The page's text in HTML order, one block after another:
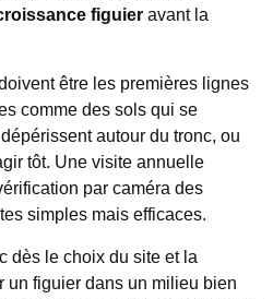
figuier avant la
être les premières lignes
comme des sols qui se
autour du tronc, ou
tôt. Une visite annuelle
par caméra des
simples mais efficaces.
dès le choix du site et la
un figuier dans un milieu bien